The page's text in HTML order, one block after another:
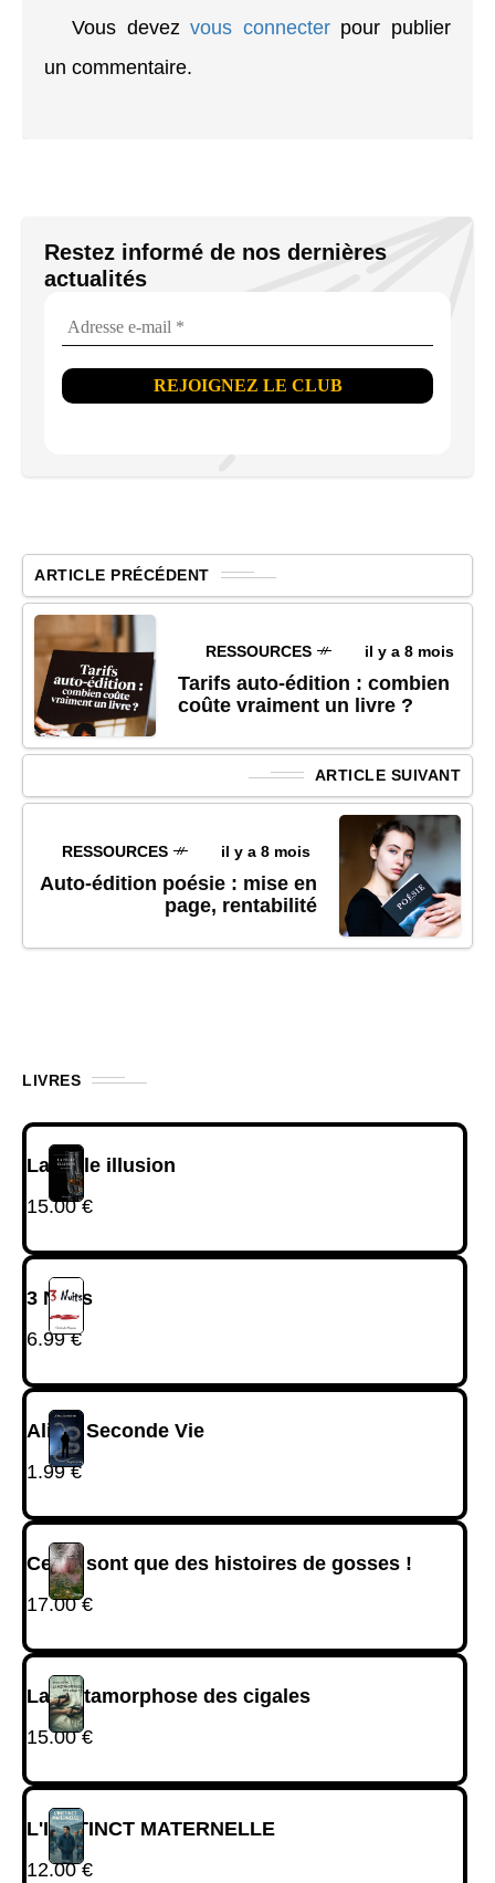
Vous devezvous connecterpour publier
un commentaire.
Restez informé de nos dernières
actualités
ARTICLE PRÉCÉDENT
RESSOURCES il y a 8 mois
Tarifs auto-édition : combien
coûte vraiment un livre ?
ARTICLE SUIVANT
RESSOURCES il y a 8 mois
Auto-édition poésie : mise en
page, rentabilité
LIVRES
La belle illusion
15.00€
3 Nuits
6.99€
Alina, Seconde Vie
1.99€
Ce ne sont que des histoires de gosses !
17.00€
La métamorphose des cigales
15.00€
L'INSTINCT MATERNELLE
12.00€